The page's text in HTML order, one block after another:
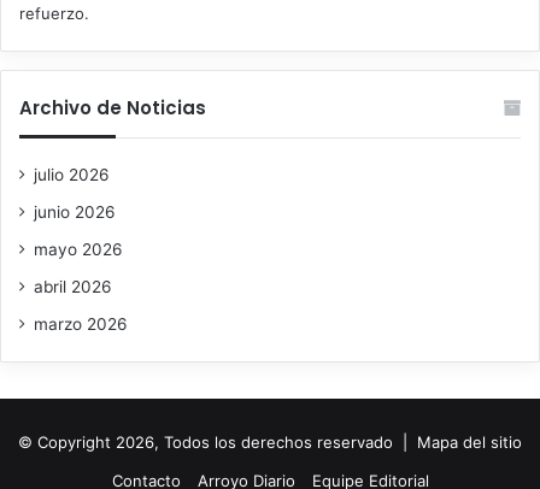
Archivo de Noticias
julio 2026
junio 2026
mayo 2026
abril 2026
marzo 2026
© Copyright 2026, Todos los derechos reservado | Mapa del sitio
Contacto
Arroyo Diario Equipe Editorial